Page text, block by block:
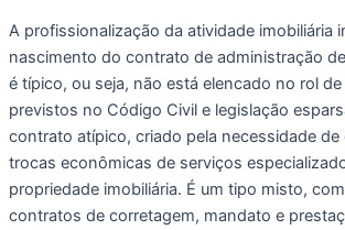
A profissionalização da atividade imobiliária
nascimento do contrato de administração
é típico, ou seja, não está elencado no rol
previstos no Código Civil e legislação
contrato atípico, criado pela necessidade de
trocas econômicas de serviços
propriedade imobiliária. É um tipo misto,
contratos de corretagem, mandato e